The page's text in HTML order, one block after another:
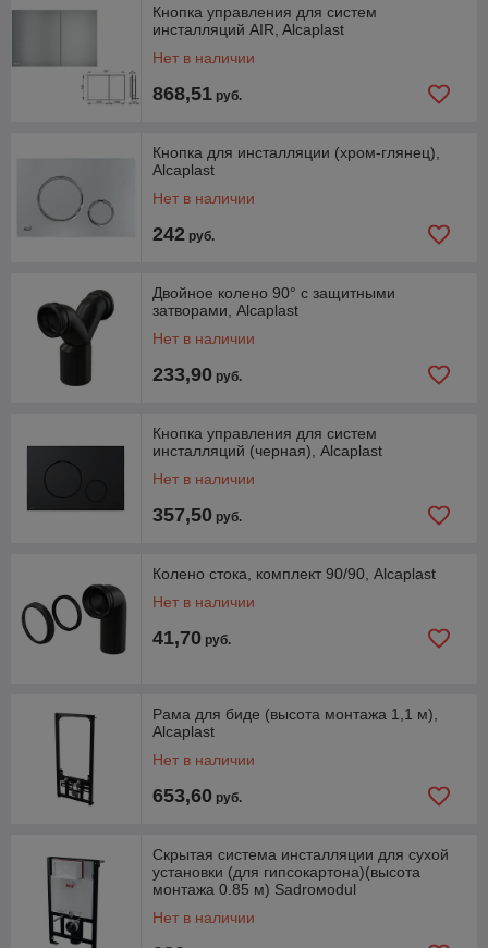
Кнопка управления для систем
инсталляций AIR, Alcaplast
Нет в наличии
868,51 руб.
Кнопка для инсталляции (хром-глянец),
Alcaplast
Нет в наличии
242 руб.
Двойное колено 90° с защитными
затворами, Alcaplast
Нет в наличии
233,90 руб.
Кнопка управления для систем
инсталляций (черная), Alcaplast
Нет в наличии
357,50 руб.
Колено стока, комплект 90/90, Alcaplast
Нет в наличии
41,70 руб.
Рама для биде (высота монтажа 1,1 м),
Alcaplast
Нет в наличии
653,60 руб.
Скрытая система инсталляции для сухой
установки (для гипсокартона)(высота
монтажа 0.85 м) Sadroмodul
Нет в наличии